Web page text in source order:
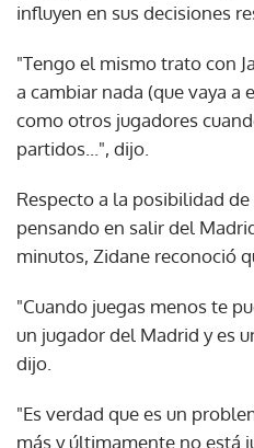
influyen en sus decisiones
"Tengo el mismo trato con
a cambiar nada (que vaya a
como otros jugadores
partidos...", dijo.
Respecto a la posibilidad
pensando en salir del
minutos, Zidane reconoció
"Cuando juegas menos te
un jugador del Madrid y es
dijo.
"Es verdad que es un
más y últimamente no está